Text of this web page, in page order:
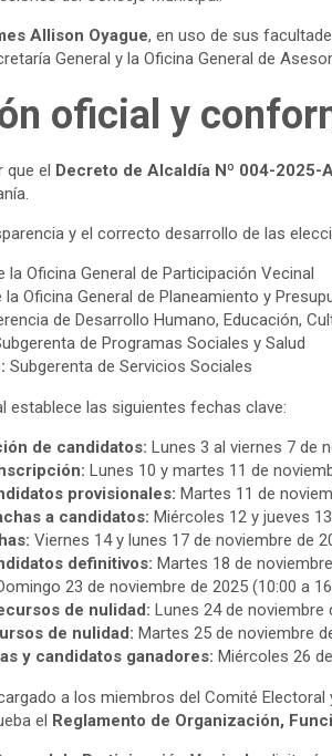
Allison Oyague, en uso de sus
General y la Oficina General de
oficial y
que el Decreto de Alcaldía Nº 004-2025-
y el correcto desarrollo de las
la Oficina General de Participación Vecinal
la Oficina General de Planeamiento y
de Desarrollo Humano, Educación,
de Programas Sociales y Salud
Subgerenta de Servicios Sociales
establece las siguientes fechas clave:
de candidatos: Lunes 3 al viernes 7 de
Lunes 10 y martes 11 de
provisionales: Martes 11 de
a candidatos: Miércoles 12 y jueves
Viernes 14 y lunes 17 de noviembre de
definitivos: Martes 18 de
23 de noviembre de 2025 (10:00 a
de nulidad: Lunes 24 de noviembre
de nulidad: Martes 25 de noviembre
y candidatos ganadores: Miércoles 26
a los miembros del Comité
el Reglamento de Organización,